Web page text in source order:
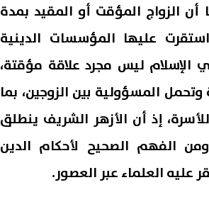
أن الزواج المؤقت أو المقيد بمدة
عليها المؤسسات الدينية
الإسلام ليس مجرد علاقة مؤقتة،
المسؤولية بين الزوجين، بما
إذ أن الأزهر الشريف ينطلق
الفهم الصحيح لأحكام الدين
عليه العلماء عبر العصور.